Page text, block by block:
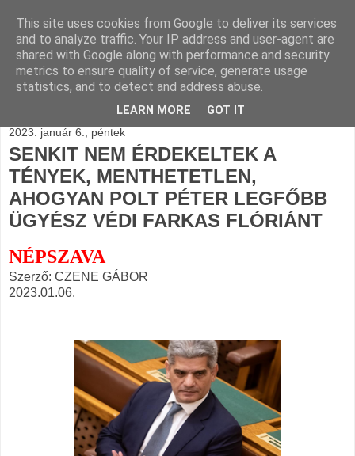
BLOGÁSZAT, napi
blogjava
2023. január 6., péntek
SENKIT NEM ÉRDEKELTEK A
TÉNYEK, MENTHETETLEN,
AHOGYAN POLT PÉTER LEGFŐBB
ÜGYÉSZ VÉDI FARKAS FLÓRIÁNT
NÉPSZAVA
Szerző: CZENE GÁBOR
2023.01.06.
This site uses cookies from Google to deliver its services
and to analyze traffic. Your IP address and user-agent are
shared with Google along with performance and security
metrics to ensure quality of service, generate usage
statistics, and to detect and address abuse.
LEARN MORE GOT IT